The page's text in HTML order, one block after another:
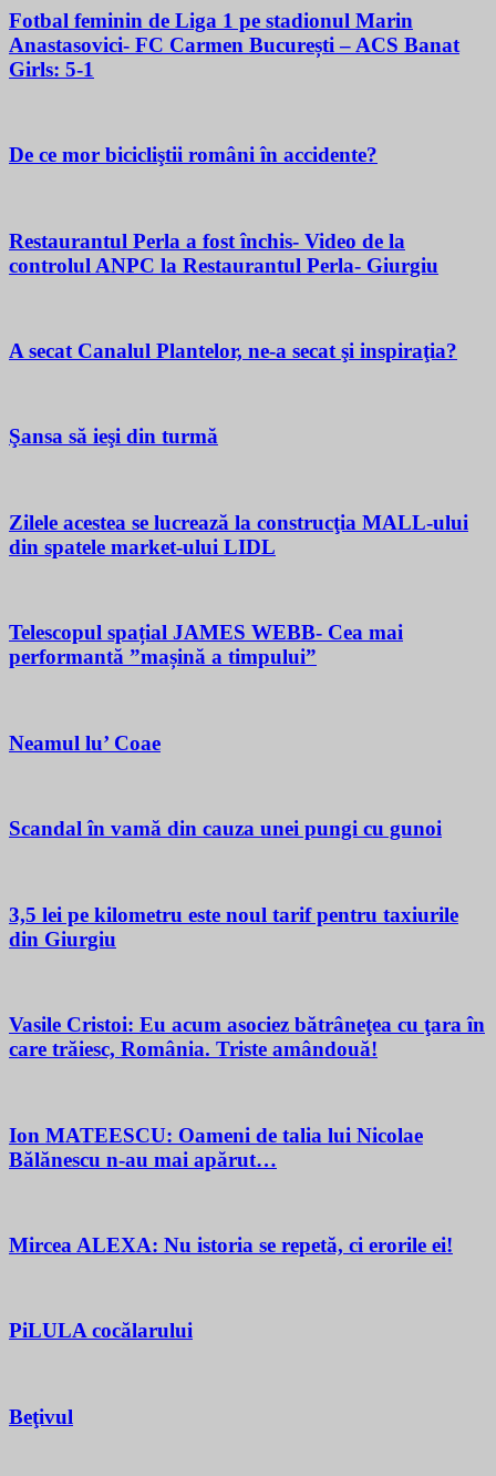
Fotbal feminin de Liga 1 pe stadionul Marin
Anastasovici- FC Carmen București – ACS Banat
Girls: 5-1
De ce mor bicicliştii români în accidente?
Restaurantul Perla a fost închis- Video de la
controlul ANPC la Restaurantul Perla- Giurgiu
A secat Canalul Plantelor, ne-a secat şi inspiraţia?
Şansa să ieşi din turmă
Zilele acestea se lucrează la construcţia MALL-ului
din spatele market-ului LIDL
Telescopul spațial JAMES WEBB- Cea mai
performantă ”mașină a timpului”
Neamul lu’ Coae
Scandal în vamă din cauza unei pungi cu gunoi
3,5 lei pe kilometru este noul tarif pentru taxiurile
din Giurgiu
Vasile Cristoi: Eu acum asociez bătrâneţea cu ţara în
care trăiesc, România. Triste amândouă!
Ion MATEESCU: Oameni de talia lui Nicolae
Bălănescu n-au mai apărut…
Mircea ALEXA: Nu istoria se repetă, ci erorile ei!
PiLULA cocălarului
Beţivul